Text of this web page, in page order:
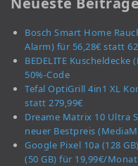
Bosch Smart Home
Alarm) für 56,28€ statt
BEDELITE
50%-Code
Tefal OptiGrill 4in1 XL
statt 279,99€
Dreame Matrix 10 Ultra
neuer Bestpreis
Google Pixel 10a (128
(50 GB) für 19,99€/